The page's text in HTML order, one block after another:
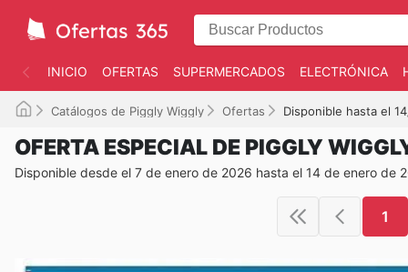
INICIO OFERTAS SUPERMERCADOS ELECTRÓNICA
Catálogos de Piggly Wiggly Ofertas Disponible hasta el
OFERTA ESPECIAL DE PIGGLY
Disponible desde el 7 de enero de 2026 hasta el 14 de enero de
1